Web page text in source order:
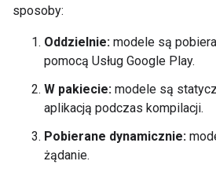
sposoby:
Oddzielnie: modele są
pomocą Usług Google Play.
W pakiecie: modele są
aplikacją podczas kompilacji.
Pobierane dynamicznie:
żądanie.